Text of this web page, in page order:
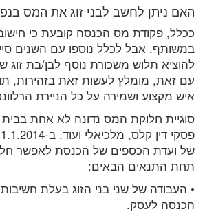
האם ניתן לחשב לבני זוג את המס
ככלל, פקודת מס הכנסה קובעת כי
במשותף. אבל לכלל נוספו עם השנים
להוציא תלוש משכורת נוסף לבן/בת
עם זאת, מומלץ לעשות זאת בזהירות,
איש מקצוע ושמירה על כל הניירת
סוגיית חלוקת המס נדונה לא אחת
של ועדת הכספים של הכנסת לאפשר
תחת התנאים הבאים:
• העבודה של שני בני הזוג בעלת חשיבות
הכנסה לעסק.